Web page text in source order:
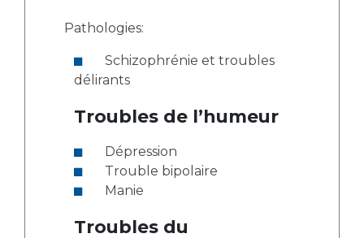
Pathologies:
délirants
Troubles de l’humeur
Dépression
Trouble bipolaire
Manie
Troubles du